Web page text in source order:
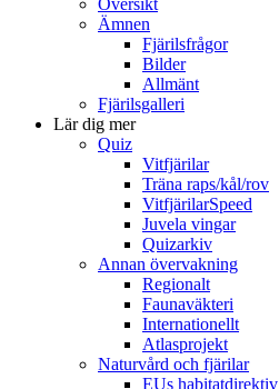
Ämnen
Fjärilsfrågor
Bilder
Allmänt
Fjärilsgalleri
Lär dig mer
Quiz
Vitfjärilar
Träna raps/kål/rov
VitfjärilarSpeed
Juvela vingar
Quizarkiv
Annan övervakning
Regionalt
Faunaväkteri
Internationellt
Atlasprojekt
Naturvård och fjärilar
EUs habitatdirektiv